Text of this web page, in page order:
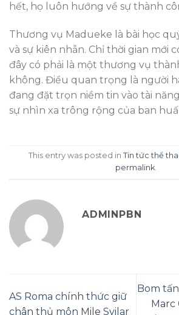
hết, họ luôn hướng về sự thành
Thương vụ Madueke là bài học
và sự kiên nhẫn. Chỉ thời gian mới
đây có phải là một thương vụ
không. Điều quan trọng là người
đang đặt trọn niềm tin vào tài
sự nhìn xa trông rộng của ban
This entry was posted in Tin tức thể
permalink.
ADMINPBN
AS Roma chính thức giữ
chân thủ môn Mile Svilar
Bom
Marc